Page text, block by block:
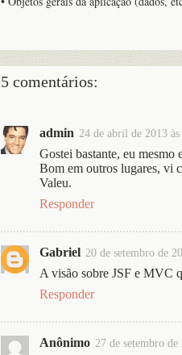
5 comentários:
admin 24 de abril de 2013
Gostei bastante, eu mesmo
Bom em outros lugares, vi
Valeu.
Responder
Gabriel 20 de setembro de
A visão sobre JSF e MVC
Responder
Anônimo 27 de setembro